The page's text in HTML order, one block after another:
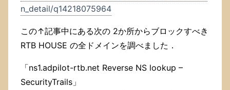
n_detail/q14218075964
この↑記事中にある次の 2か所からブロックすべき
RTB HOUSE の全ドメインを調べました．
「ns1.adpilot-rtb.net Reverse NS lookup –
SecurityTrails」